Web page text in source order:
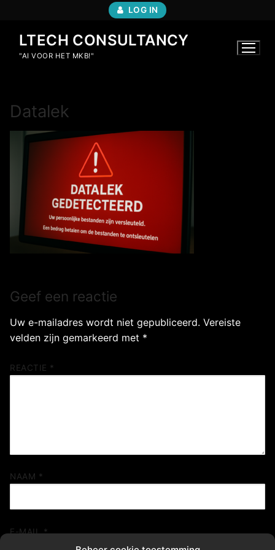
inhoud
LOG IN
LTECH CONSULTANCY
"AI VOOR HET MKB!"
Datalek
Geef een reactie
Uw e-mailadres wordt niet gepubliceerd. Vereiste
velden zijn gemarkeerd met *
REACTIE *
NAAM *
E-MAIL*